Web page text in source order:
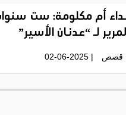
أم مكلومة: ست
لـ “عدنان الأسير”
قصص | 02-06-2025